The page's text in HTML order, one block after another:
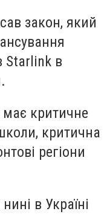
закон, який
Starlink в
має критичне
критична
регіони
в Україні